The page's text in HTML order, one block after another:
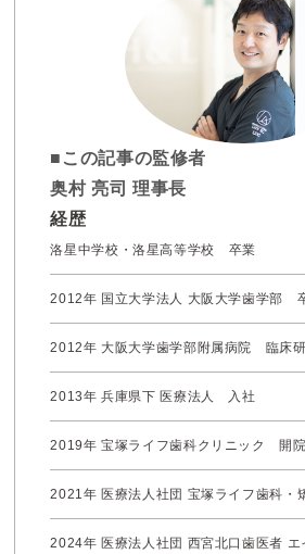
■この記事の監修者
奥村 亮司 理事長
経歴
洛星中学校・洛星高等学校 卒業
2012年 国立大学法人 大阪大学歯学部
2012年 大阪大学歯学部附属病院 臨床
2013年 兵庫県下 医療法人 入社
2019年 宝塚ライフ歯科クリニック 開
2021年 医療法人社団 宝塚ライフ歯科
2024年 医療法人社団 西宮北口歯医者